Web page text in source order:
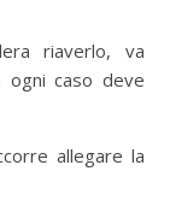
riaverlo, va
ogni caso deve
allegare la